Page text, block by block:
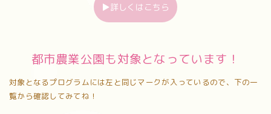
▶詳しくはこちら
都市農業公園も対象となっています！
対象となるプログラムには左と同じマークが入っているので、下の一
覧から確認してみてね！